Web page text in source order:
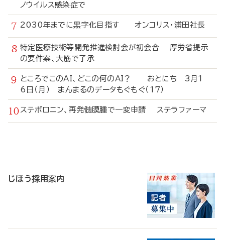
ノウイルス感染症で
2030年までに黒字化目指す オンコリス・浦田社長
特定医療技術等開発推進検討会が初会合 厚労省提示
の要件案、大筋で了承
ところでこのAI、どこの何のAI？ おとにち 3月1
6日（月） まんまるのデータもぐもぐ（17）
ステボロニン、再発髄膜腫で一変申請 ステラファーマ
じほう採用案内